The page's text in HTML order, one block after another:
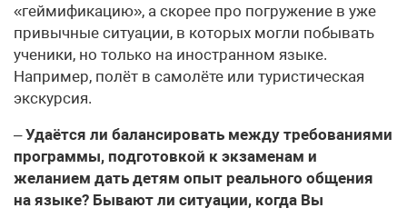
«геймификацию», а скорее про погружение в уже
привычные ситуации, в которых могли побывать
ученики, но только на иностранном языке.
Например, полёт в самолёте или туристическая
экскурсия.
–Удаётся ли балансировать между требованиями
программы, подготовкой к экзаменам и
желанием дать детям опыт реального общения
на языке? Бывают ли ситуации, когда Вы